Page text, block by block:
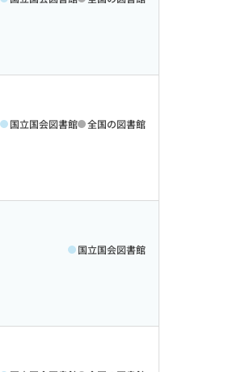
国立国会図書館 全国の図書館
国立国会図書館